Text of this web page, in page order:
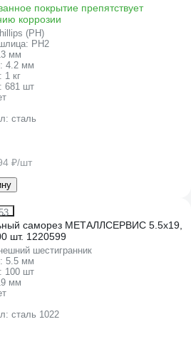
покрытие препятствует
коррозии
(PH)
PH2
мм
4.2 мм
1 кг
681 шт
сталь
₽/шт
саморез МЕТАЛЛСЕРВИС 5.5x19,
шт. 1220599
шестигранник
5.5 мм
100 шт
мм
сталь 1022